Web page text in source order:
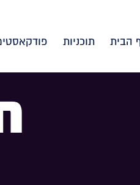
הבית תוכניות